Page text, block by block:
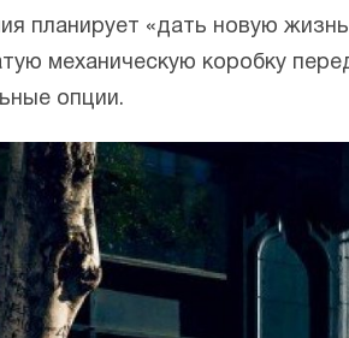
планирует «дать новую
механическую коробку
опции.